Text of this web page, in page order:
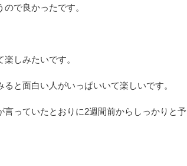
で良かったです。
しみたいです。
と面白い人がいっぱいいて楽しいです。
っていたとおりに2週間前からしっかりと予